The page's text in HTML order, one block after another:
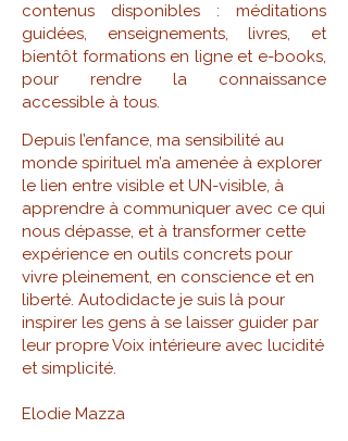
contenus disponibles : méditations
guidées, enseignements, livres, et
bientôt formations en ligne et e-books,
pour rendre la connaissance
accessible à tous.
Depuis l’enfance, ma sensibilité au
monde spirituel m’a amenée à explorer
le lien entre visible et UN-visible, à
apprendre à communiquer avec ce qui
nous dépasse, et à transformer cette
expérience en outils concrets pour
vivre pleinement, en conscience et en
liberté. Autodidacte je suis là pour
inspirer les gens à se laisser guider par
leur propre Voix intérieure avec lucidité
et simplicité.
Elodie Mazza